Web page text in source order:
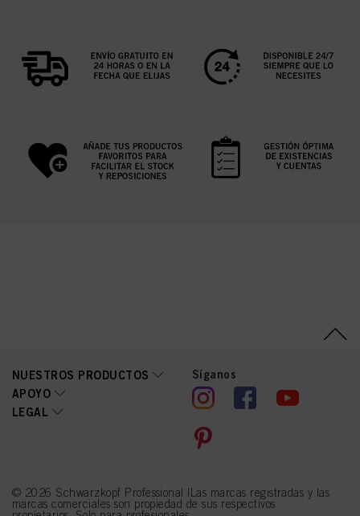
NUESTROS PRODUCTOS
APOYO
LEGAL
Síganos
© 2026 Schwarzkopf Professional |Las marcas registradas y las
marcas comerciales son propiedad de sus respectivos